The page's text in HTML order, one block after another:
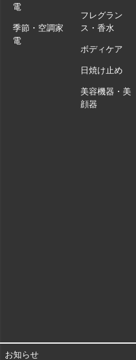
電
季節・空調家
電
フレグラン
ス・香水
ボディケア
日焼け止め
美容機器・美
顔器
お知らせ